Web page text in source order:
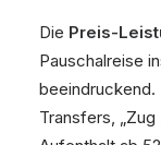
Die Preis-
Pauschalreise
beeindruckend.
Transfers,